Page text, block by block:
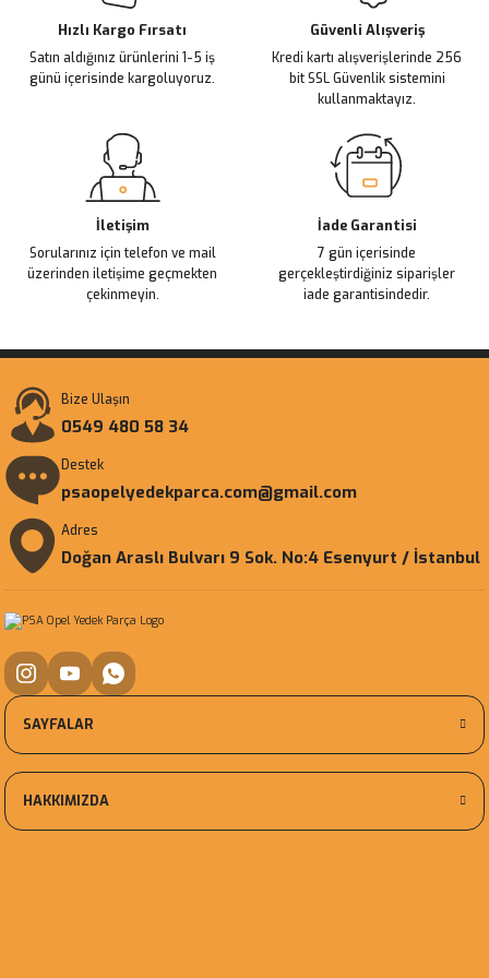
Ürün fiyatı diğer sitelerden daha pahalı.
Bu ürüne benzer farklı alternatifler olmalı.
Hızlı Kargo Fırsatı
Satın aldığınız ürünlerini 1-5 iş
günü içerisinde kargoluyoruz.
Güvenli Alışveriş
Kredi kartı alışverişlerinde 256
bit SSL Güvenlik sistemini
kullanmaktayız.
İletişim
Sorularınız için telefon ve mail
üzerinden iletişime geçmekten
çekinmeyin.
İade Garantisi
7 gün içerisinde
gerçekleştirdiğiniz siparişler
iade garantisindedir.
Bize Ulaşın
0549 480 58 34
Destek
psaopelyedekparca.com@gmail.com
Adres
Doğan Araslı Bulvarı 9 Sok. No:4 Esenyurt / İstanbul
SAYFALAR
HAKKIMIZDA